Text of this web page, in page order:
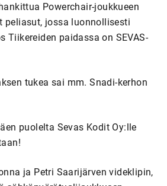
Powerchair-joukkueen
peliasut, jossa luonnollisesti
Tiikereiden paidassa on SEVAS-
tukea sai mm. Snadi-kerhon
puolelta Sevas Kodit Oy:lle
ja Petri Saarijärven videklipin,